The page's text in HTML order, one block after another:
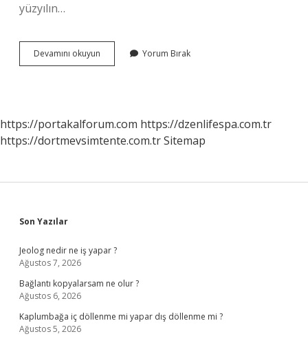
yüzyılın…
Devamını okuyun
Düşüncesi
Yorum Bırak
https://portakalforum.com https://dzenlifespa.com.tr
https://dortmevsimtente.com.trSitemap
Sidebar
Son Yazılar
Jeolog nedir ne iş yapar ?
Ağustos 7, 2026
Bağlantı kopyalarsam ne olur ?
Ağustos 6, 2026
Kaplumbağa iç döllenme mi yapar dış döllenme mi ?
Ağustos 5, 2026